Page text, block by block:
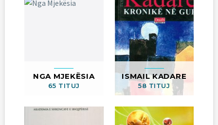
NGA MJEKËSIA
65 TITUJ
ISMAIL KADARE
58 TITUJ